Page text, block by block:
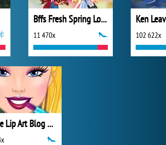
Bffs Fresh Spring Look
11 470x
Ken
102 622x
Barbie Lip Art Blog Spot